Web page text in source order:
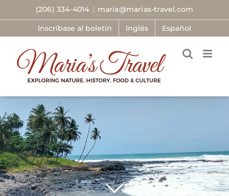
to
content
(206) 334-4014 | maria@marias-travel.com
Inscríbase al boletín Inglés Español